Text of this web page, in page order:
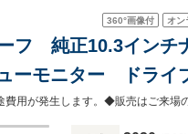
360°画像付 オン
ーフ 純正10.3イン
ーモニター ドライ
ルヒーター シー